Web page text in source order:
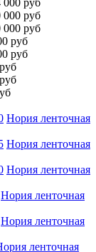
000 руб
000 руб
000 руб
руб
руб
Нория ленточная
Нория ленточная
Нория ленточная
Нория ленточная
Нория ленточная
ленточная